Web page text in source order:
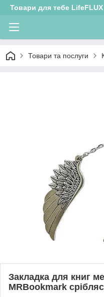
Товари для тебе LifeFLUX
Товари та послуги
Закладка для книг
MRBookmark